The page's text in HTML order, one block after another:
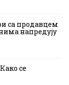
са продавцем
напредују
се